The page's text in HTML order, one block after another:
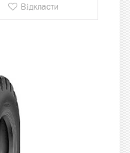
Відкласти